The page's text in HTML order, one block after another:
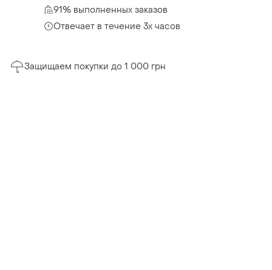
91% выполненных заказов
Отвечает в течение 3х часов
Защищаем покупки до 1 000 грн